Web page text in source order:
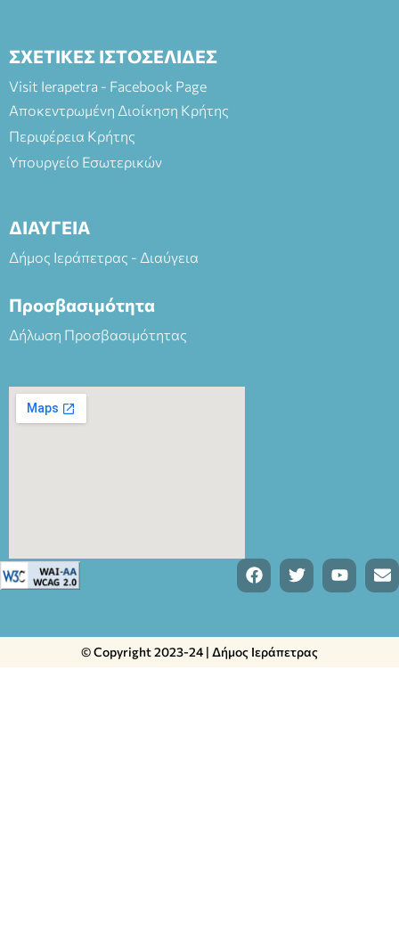
ΣΧΕΤΙΚΕΣ ΙΣΤΟΣΕΛΙΔΕΣ
Visit Ierapetra - Facebook Page
Αποκεντρωμένη Διοίκηση Κρήτης
Περιφέρεια Κρήτης
Υπουργείο Εσωτερικών
ΔΙΑΥΓΕΙΑ
Δήμος Ιεράπετρας - Διαύγεια
Προσβασιμότητα
Δήλωση Προσβασιμότητας
© Copyright 2023-24 | Δήμος Ιεράπετρας